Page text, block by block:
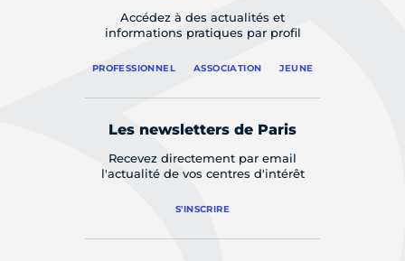
Accédez à des actualités et
informations pratiques par profil
PROFESSIONNEL ASSOCIATION JEUNE
Les newsletters de Paris
Recevez directement par email
l'actualité de vos centres d'intérêt
S'INSCRIRE